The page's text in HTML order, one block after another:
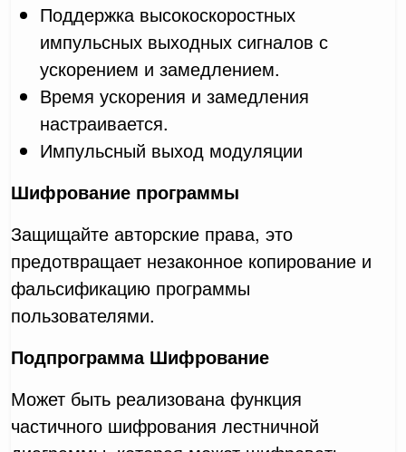
Поддержка высокоскоростных
импульсных выходных сигналов с
ускорением и замедлением.
Время ускорения и замедления
настраивается.
Импульсный выход модуляции
Шифрование программы
Защищайте авторские права, это
предотвращает незаконное копирование и
фальсификацию программы
пользователями.
Подпрограмма Шифрование
Может быть реализована функция
частичного шифрования лестничной